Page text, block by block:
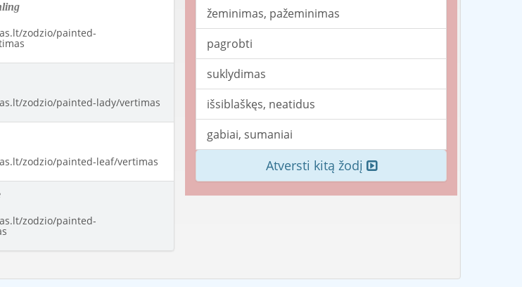
zodzio/painted-
zodzio/painted-lady/vertimas
zodzio/painted-leaf/vertimas
zodzio/painted-
žeminimas, pažeminimas
pagrobti
suklydimas
išsiblaškęs, neatidus
gabiai, sumaniai
Atversti kitą žodį